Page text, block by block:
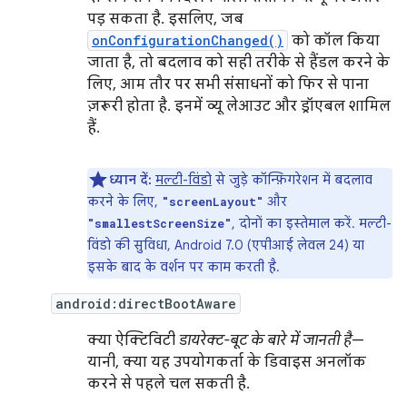
पड़ सकता है. इसलिए, जब
onConfigurationChanged() को कॉल किया
जाता है, तो बदलाव को सही तरीके से हैंडल करने के
लिए, आम तौर पर सभी संसाधनों को फिर से पाना
ज़रूरी होता है. इनमें व्यू लेआउट और ड्रॉएबल शामिल
हैं.
ध्यान दें: मल्टी-विंडो से जुड़े कॉन्फ़िगरेशन में बदलाव
करने के लिए, "screenLayout" और
"smallestScreenSize", दोनों का इस्तेमाल करें. मल्टी-
विंडो की सुविधा, Android 7.0 (एपीआई लेवल 24) या
इसके बाद के वर्शन पर काम करती है.
android:directBootAware
क्या ऐक्टिविटी डायरेक्ट-बूट के बारे में जानती है—
यानी, क्या यह उपयोगकर्ता के डिवाइस अनलॉक
करने से पहले चल सकती है.